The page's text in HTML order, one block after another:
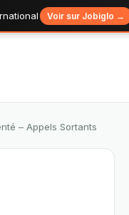
Voir sur Jobiglo →
– Appels Sortants